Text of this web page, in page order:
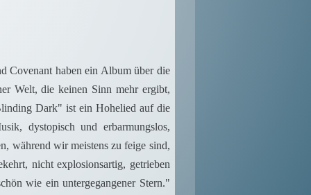
Covenant haben ein Album über die
Welt, die keinen Sinn mehr ergibt,
Dark" ist ein Hohelied auf die
dystopisch und erbarmungslos,
während wir meistens zu feige sind,
nicht explosionsartig, getrieben
wie ein untergegangener Stern."